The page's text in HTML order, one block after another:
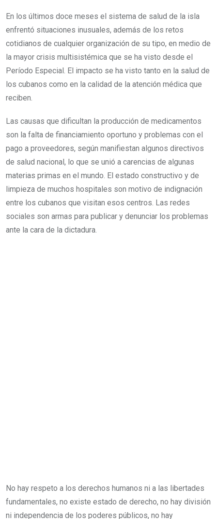
En los últimos doce meses el sistema de salud de la isla
enfrentó situaciones inusuales, además de los retos
cotidianos de cualquier organización de su tipo, en medio de
la mayor crisis multisistémica que se ha visto desde el
Período Especial. El impacto se ha visto tanto en la salud de
los cubanos como en la calidad de la atención médica que
reciben.
Las causas que dificultan la producción de medicamentos
son la falta de financiamiento oportuno y problemas con el
pago a proveedores, según manifiestan algunos directivos
de salud nacional, lo que se unió a carencias de algunas
materias primas en el mundo. El estado constructivo y de
limpieza de muchos hospitales son motivo de indignación
entre los cubanos que visitan esos centros. Las redes
sociales son armas para publicar y denunciar los problemas
ante la cara de la dictadura.
No hay respeto a los derechos humanos ni a las libertades
fundamentales, no existe estado de derecho, no hay división
ni independencia de los poderes públicos, no hay